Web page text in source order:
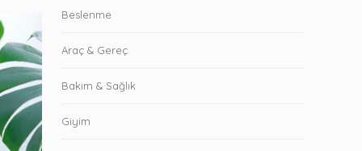
Beslenme
Araç & Gereç
Bakım & Sağlık
Giyim